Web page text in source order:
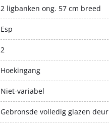
2 ligbanken ong. 57 cm breed
Esp
2
Hoekingang
Niet-variabel
Gebronsde volledig glazen deur